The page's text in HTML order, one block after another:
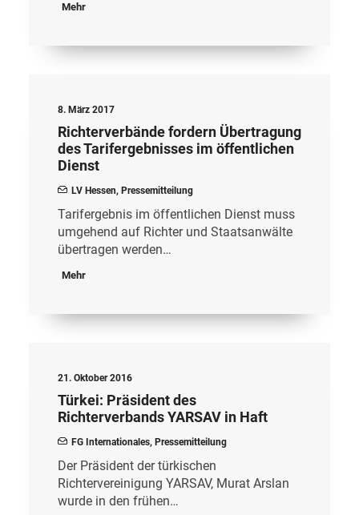
Mehr
8. März 2017
Richterverbände fordern Übertragung
des Tarifergebnisses im öffentlichen
Dienst
LV Hessen, Pressemitteilung
Tarifergebnis im öffentlichen Dienst muss
umgehend auf Richter und Staatsanwälte
übertragen werden…
Mehr
21. Oktober 2016
Türkei: Präsident des
Richterverbands YARSAV in Haft
FG Internationales, Pressemitteilung
Der Präsident der türkischen
Richtervereinigung YARSAV, Murat Arslan
wurde in den frühen…